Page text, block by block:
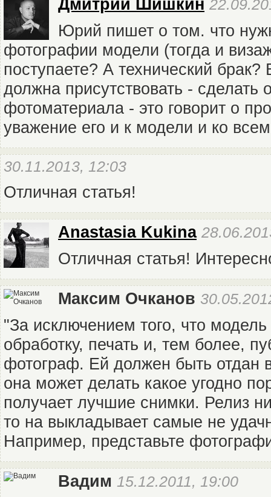
Дмитрий Шишкин
Юрий пишет о том. что
фотографии модели (тогда и
поступаете? А технический брак?
должна присутствовать - сделать
фотоматериала - это говорит о
уважение его и к модели и ко
30.11.2013, 12:03
Отличная статья!
Anastasia Kukina
Отличная статья!
Максим Очканов
"За исключением того, что
обработку, печать и, тем более,
фотограф. Ей должен быть отдан
она может делать какое угодно
получает лучшие снимки. Релиз
то на выкладывает самые не
Например, представьте
Вадим 15.12.2011, 19:00